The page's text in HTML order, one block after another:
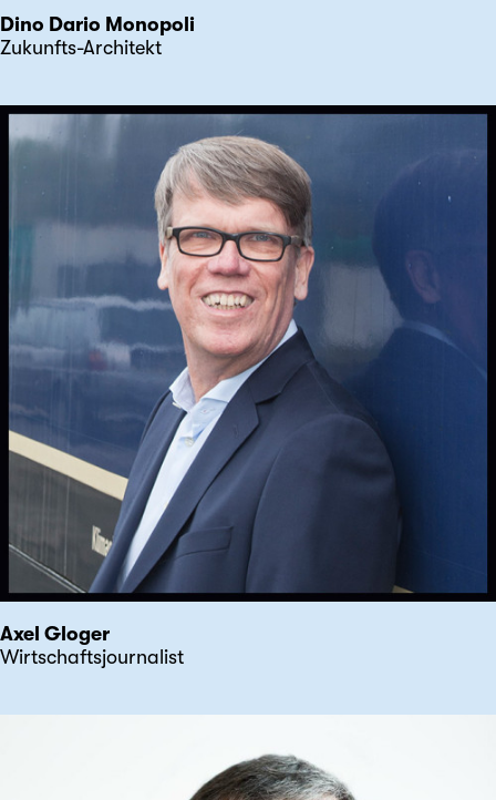
Dino Dario Monopoli
Zukunfts-Architekt
Axel Gloger
Wirtschaftsjournalist